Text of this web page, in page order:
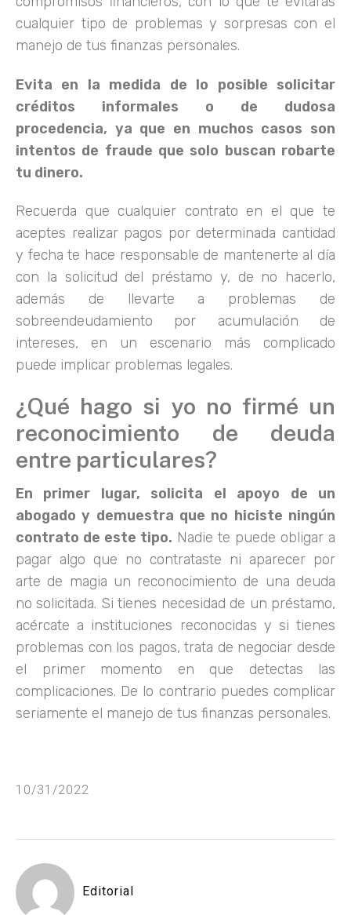
cualquier tipo de problemas y sorpresas con el
manejo de tus finanzas personales.
Evita en la medida de lo posible solicitar
créditos informales o de dudosa
procedencia, ya que en muchos casos son
intentos de fraude que solo buscan robarte
tu dinero.
Recuerda que cualquier contrato en el que te
aceptes realizar pagos por determinada cantidad
y fecha te hace responsable de mantenerte al día
con la solicitud del préstamo y, de no hacerlo,
además de llevarte a problemas de
sobreendeudamiento por acumulación de
intereses, en un escenario más complicado
puede implicar problemas legales.
¿Qué hago si yo no firmé un
reconocimiento de deuda
entre particulares?
En primer lugar, solicita el apoyo de un
abogado y demuestra que no hiciste ningún
contrato de este tipo. Nadie te puede obligar a
pagar algo que no contrataste ni aparecer por
arte de magia un reconocimiento de una deuda
no solicitada. Si tienes necesidad de un préstamo,
acércate a instituciones reconocidas y si tienes
problemas con los pagos, trata de negociar desde
el primer momento en que detectas las
complicaciones. De lo contrario puedes complicar
seriamente el manejo de tus finanzas personales.
10/31/2022
Editorial